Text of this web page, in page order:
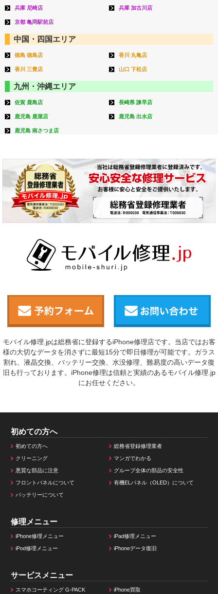
兵庫 尼崎店 兵庫 加古川店
京都 亀岡駅前店
中国・四国エリア
徳島 徳島店 香川 丸亀店
香川 三豊店 山口 下松店
九州・沖縄エリア
佐賀 鹿島店 長崎県 諫早店
鹿児島 鹿屋店 鹿児島 出水店
鹿児島 南さつま店
モバイル修理.jpは総務省に登録するiPhone修理店です。当店ではお客
様の大切なデータを消さずに最短15分で即日修理が可能です。ガラス
割れ、液晶交換、バッテリー交換、水没修理、難易度の高いデータ復
旧も行っております。iPhone修理は信頼と実績のあるモバイル修理.jp
にお任せください。
初めての方へ
初めての方へ 総務省登録修理業者
クリーニング マンガでわかる
悪質な部品に注意 グループ全体の部品の安全性
フロントパネルについて 有機ELパネル（OLED）について
バッテリーについて
修理メニュー
iPhone修理メニュー iPad修理メニュー
iPod修理メニュー iPhoneデータ復旧
サービスメニュー
スマホコーティング G-PACK
iPhone買取